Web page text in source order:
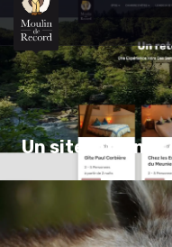
Un site internet